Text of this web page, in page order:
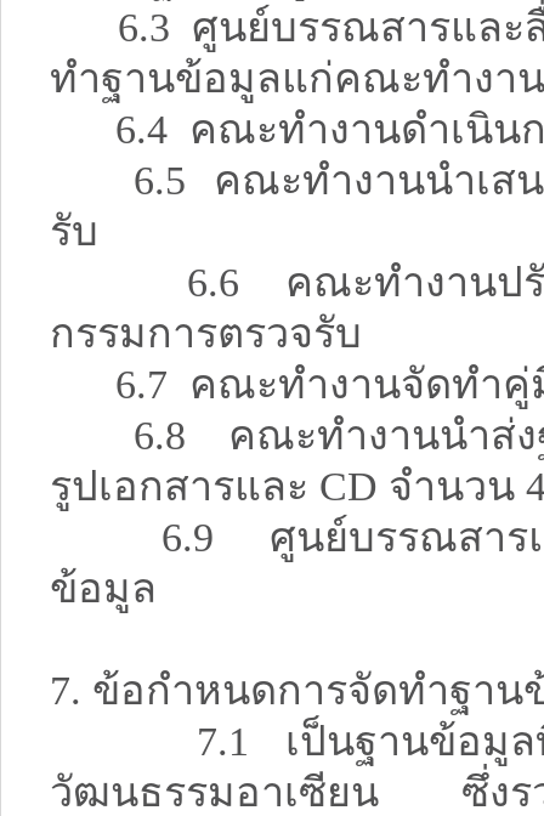
6.3 ศูนย์บรรณสารและสื่
ทำฐานข้อมูลแก่คณะทำงาน
6.4 คณะทำงานดำเนินก
6.5 คณะทำงานนำเสน
รับ
6.6 คณะทำงานปรับแ
กรรมการตรวจรับ
6.7 คณะทำงานจัดทำคู่
6.8 คณะทำงานนำส่งฐ
รูปเอกสารและ CD จำนว
6.9 ศูนย์บรรณสารและ
ข้อมูล
7. ข้อกำหนดการจัดทำฐาน
7.1 เป็นฐานข้อมูลที่น
วัฒนธรรมอาเซียน ซึ่งรว